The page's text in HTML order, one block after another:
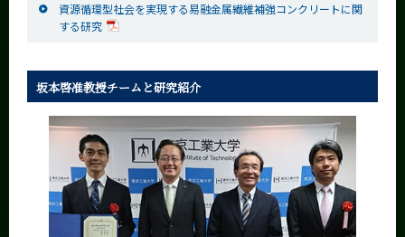
資源循環型社会を実現する易融金属繊維補強コンクリートに関
する研究
坂本啓准教授チームと研究紹介